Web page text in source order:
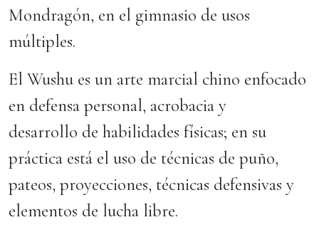
Mondragón, en el gimnasio de usos
múltiples.
El Wushu es un arte marcial chino enfocado
en defensa personal, acrobacia y
desarrollo de habilidades físicas; en su
práctica está el uso de técnicas de puño,
pateos, proyecciones, técnicas defensivas y
elementos de lucha libre.